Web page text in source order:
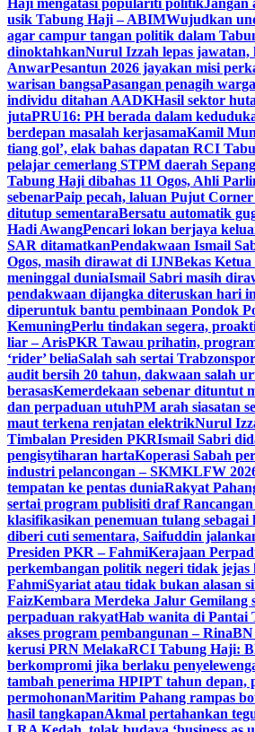
Haji mengatasi populariti politikJangan
usik Tabung Haji – ABIMWujudkan
agar campur tangan politik dalam
dinoktahkanNurul Izzah lepas
AnwarPesantun 2026 jayakan misi
warisan bangsaPasangan penagih
individu ditahan AADKHasil sektor
jutaPRU16: PH berada dalam
berdepan masalah kerjasamaKamil
tiang gol’, elak bahas dapatan RCI
pelajar cemerlang STPM daerah
Tabung Haji dibahas 11 Ogos, Ahli
sebenarPaip pecah, laluan Pujut
ditutup sementaraBersatu automatik
Hadi AwangPencari lokan berjaya
SAR ditamatkanPendakwaan Ismail
Ogos, masih dirawat di IJNBekas
meninggal duniaIsmail Sabri masih
pendakwaan dijangka diteruskan hari
diperuntuk bantu pembinaan Pondok
KemuningPerlu tindakan segera,
liar – ArisPKR Tawau prihatin,
‘rider’ beliaSalah sah sertai Trabzonspor
audit bersih 20 tahun, dakwaan salah
berasasKemerdekaan sebenar dituntut
dan perpaduan utuhPM arah siasatan
maut terkena renjatan elektrikNurul
Timbalan Presiden PKRIsmail Sabri
pengisytiharan hartaKoperasi Sabah
industri pelancongan – SKMKLFW
tempatan ke pentas duniaRakyat
sertai program publisiti draf
klasifikasikan penemuan tulang sebagai
diberi cuti sementara, Saifuddin
Presiden PKR – FahmiKerajaan
perkembangan politik negeri tidak jejas
FahmiSyariat atau tidak bukan alasan
FaizKembara Merdeka Jalur Gemilang
perpaduan rakyatHab wanita di Pantai
akses program pembangunan – RinaBN
kerusi PRN MelakaRCI Tabung Haji:
berkompromi jika berlaku
tambah penerima HPIPT tahun depan,
permohonanMaritim Pahang rampas
hasil tangkapanAkmal pertahankan